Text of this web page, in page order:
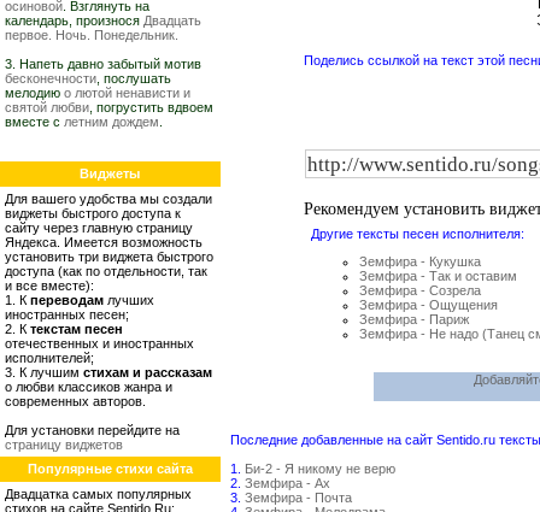
осиновой . Взглянуть на
календарь, произнося Двадцать
первое. Ночь. Понедельник.
3. Напеть давно забытый мотив
бесконечности , послушать
мелодию о лютой ненависти и
святой любви , погрустить вдвоем
вместе с летним дождем
Виджеты
Для вашего удобства мы создали
виджеты быстрого доступа к
сайту через главную страницу
Яндекса. Имеется возможность
установить три виджета быстрого
доступа (как по отдельности, так
и все вместе):
1. К переводам лучших
иностранных песен;
2. К текстам песен
отечественных и иностранных
исполнителей;
3. К лучшим стихам и рассказам
о любви классиков жанра и
современных авторов.
Для установки перейдите на
страницу виджетов
Популярные стихи сайта
Двадцатка самых популярных
стихов на сайте Sentido.Ru:
Поделись ссылкой на текст этой
Рекомендуем установить
Другие тексты песен исполнителя:
Земфира - Кукушка
Земфира - Так и оставим
Земфира - Созрела
Земфира - Ощущения
Земфира - Париж
Земфира - Не надо (Танец
Последние добавленные на сайт Sentido.ru
1. Би-2 - Я никому не верю
2. Земфира - Ах
3. Земфира - Почта